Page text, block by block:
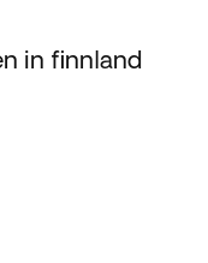
in finnland